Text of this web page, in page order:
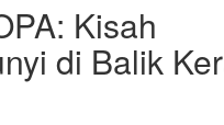
Kisah
di Balik